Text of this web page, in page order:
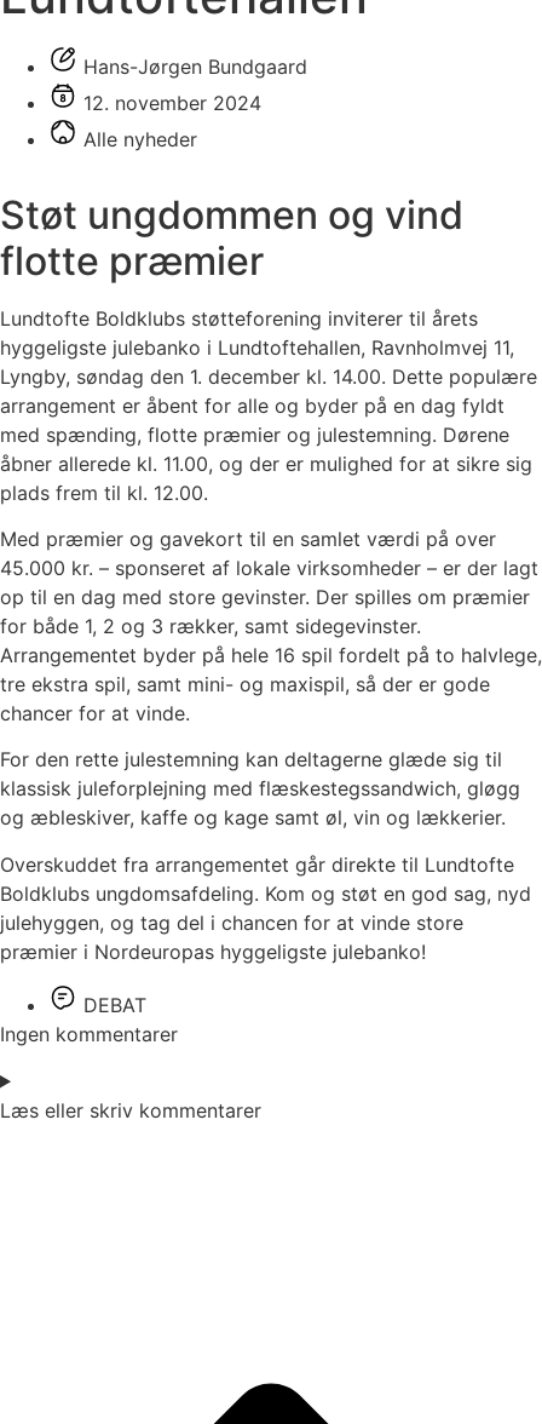
Hans-Jørgen Bundgaard
12. november 2024
Alle nyheder
Støt ungdommen og vind
flotte præmier
Lundtofte Boldklubs støtteforening inviterer til årets
hyggeligste julebanko i Lundtoftehallen, Ravnholmvej 11,
Lyngby, søndag den 1. december kl. 14.00. Dette populære
arrangement er åbent for alle og byder på en dag fyldt
med spænding, flotte præmier og julestemning. Dørene
åbner allerede kl. 11.00, og der er mulighed for at sikre sig
plads frem til kl. 12.00.
Med præmier og gavekort til en samlet værdi på over
45.000 kr. – sponseret af lokale virksomheder – er der lagt
op til en dag med store gevinster. Der spilles om præmier
for både 1, 2 og 3 rækker, samt sidegevinster.
Arrangementet byder på hele 16 spil fordelt på to halvlege,
tre ekstra spil, samt mini- og maxispil, så der er gode
chancer for at vinde.
For den rette julestemning kan deltagerne glæde sig til
klassisk juleforplejning med flæskestegssandwich, gløgg
og æbleskiver, kaffe og kage samt øl, vin og lækkerier.
Overskuddet fra arrangementet går direkte til Lundtofte
Boldklubs ungdomsafdeling. Kom og støt en god sag, nyd
julehyggen, og tag del i chancen for at vinde store
præmier i Nordeuropas hyggeligste julebanko!
DEBAT
Ingen kommentarer
Læs eller skriv kommentarer